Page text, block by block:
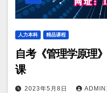
人力本科 精品课程
自考《管理学原理
课
2023年5月8日